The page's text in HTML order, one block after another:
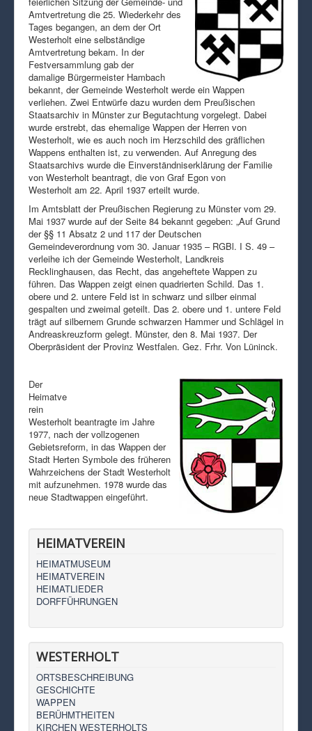
Amtvertretung die 25. Wiederkehr des
Tages begangen, an dem der Ort
Westerholt eine selbständige
Amtvertretung bekam. In der
Festversammlung gab der
damalige Bürgermeister Hambach
bekannt, der Gemeinde Westerholt werde ein Wappen
verliehen. Zwei Entwürfe dazu wurden dem Preußischen
Staatsarchiv in Münster zur Begutachtung vorgelegt. Dabei
wurde erstrebt, das ehemalige Wappen der Herren von
Westerholt, wie es auch noch im Herzschild des gräflichen
Wappens enthalten ist, zu verwenden. Auf Anregung des
Staatsarchivs wurde die Einverständniserklärung der Familie
von Westerholt beantragt, die von Graf Egon von
Westerholt am 22. April 1937 erteilt wurde.
Im Amtsblatt der Preußischen Regierung zu Münster vom 29.
Mai 1937 wurde auf der Seite 84 bekannt gegeben: „Auf Grund
der §§ 11 Absatz 2 und 117 der Deutschen
Gemeindeverordnung vom 30. Januar 1935 – RGBl. I S. 49 –
verleihe ich der Gemeinde Westerholt, Landkreis
Recklinghausen, das Recht, das angeheftete Wappen zu
führen. Das Wappen zeigt einen quadrierten Schild. Das 1.
obere und 2. untere Feld ist in schwarz und silber einmal
gespalten und zweimal geteilt. Das 2. obere und 1. untere Feld
trägt auf silbernem Grunde schwarzen Hammer und Schlägel in
Andreaskreuzform gelegt. Münster, den 8. Mai 1937. Der
Oberpräsident der Provinz Westfalen. Gez. Frhr. Von Lüninck.
Der
Heimatve
rein
Westerholt beantragte im Jahre
1977, nach der vollzogenen
Gebietsreform, in das Wappen der
Stadt Herten Symbole des früheren
Wahrzeichens der Stadt Westerholt
mit aufzunehmen. 1978 wurde das
neue Stadtwappen eingeführt.
HEIMATVEREIN
HEIMATMUSEUM
HEIMATVEREIN
HEIMATLIEDER
DORFFÜHRUNGEN
WESTERHOLT
ORTSBESCHREIBUNG
GESCHICHTE
WAPPEN
BERÜHMTHEITEN
KIRCHEN WESTERHOLTS